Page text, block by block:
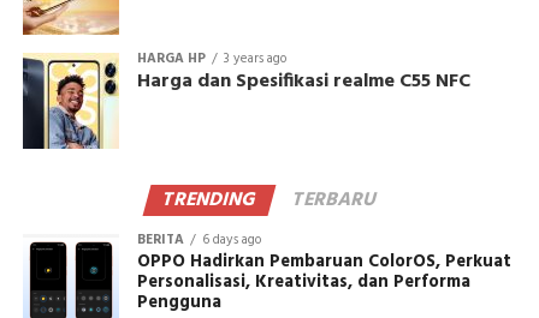
HARGA HP 3 years ago
Harga dan Spesifikasi realme C55 NFC
TRENDING TERBARU
BERITA 6 days ago
OPPO Hadirkan Pembaruan ColorOS, Perkuat
Personalisasi, Kreativitas, dan Performa
Pengguna